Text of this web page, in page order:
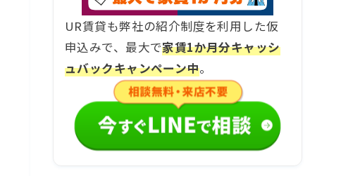
UR賃貸も弊社の紹介制度を利用した仮
申込みで、最大で家賃1か月分キャッシ
ュバックキャンペーン中。